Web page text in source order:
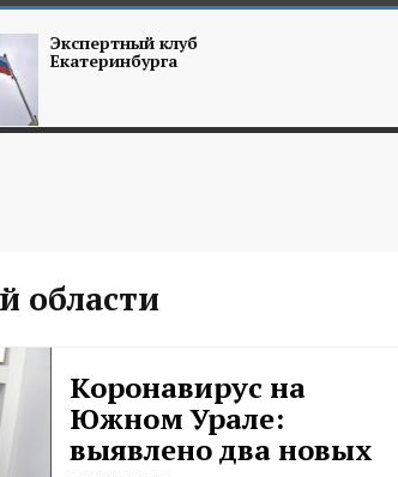
Экспертный клуб
Екатеринбурга
области
Коронавирус на
Южном Урале:
выявлено два новых